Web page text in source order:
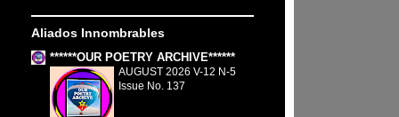
Aliados Innombrables
******OUR POETRY ARCHIVE******
AUGUST 2026 V-12 N-5
Issue No. 137